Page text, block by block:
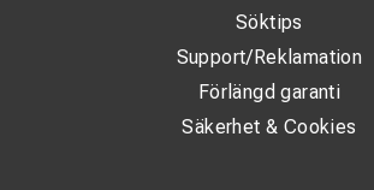
Söktips
Support/Reklamation
Förlängd garanti
Säkerhet & Cookies